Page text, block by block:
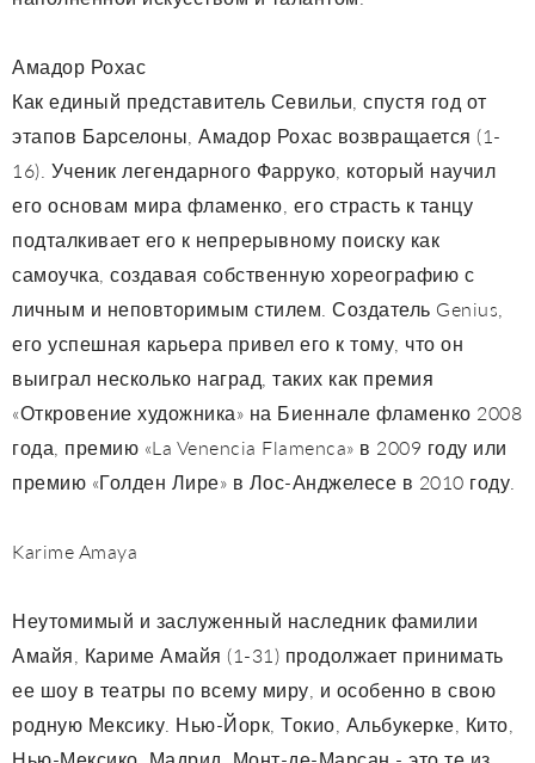
Амадор Рохас
Как единый представитель Севильи, спустя год от
этапов Барселоны, Амадор Рохас возвращается (1-
16). Ученик легендарного Фарруко, который научил
его основам мира фламенко, его страсть к танцу
подталкивает его к непрерывному поиску как
самоучка, создавая собственную хореографию с
личным и неповторимым стилем. Создатель Genius,
его успешная карьера привел его к тому, что он
выиграл несколько наград, таких как премия
«Откровение художника» на Биеннале фламенко 2008
года, премию «La Venencia Flamenca» в 2009 году или
премию «Голден Лире» в Лос-Анджелесе в 2010 году.
Karime Amaya
Неутомимый и заслуженный наследник фамилии
Амайя, Кариме Амайя (1-31) продолжает принимать
ее шоу в театры по всему миру, и особенно в свою
родную Мексику. Нью-Йорк, Токио, Альбукерке, Кито,